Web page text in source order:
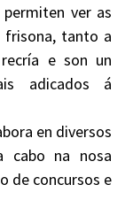
ver as
frisona, tanto a
e son un
adicados á
en diversos
cabo na nosa
de concursos e